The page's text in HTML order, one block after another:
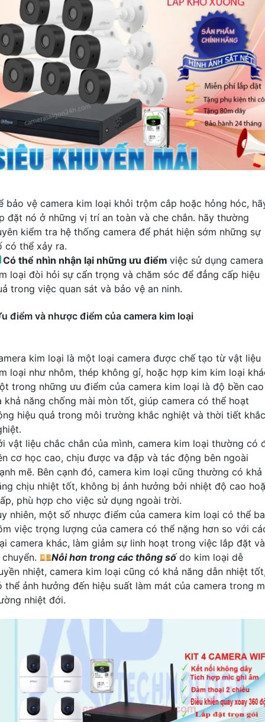
bảo vệ camera kim loại khỏi trộm cắp hoặc hỏng hóc,
đặt nó ở những vị trí an toàn và che chắn. hãy thường
kiểm tra hệ thống camera để phát hiện sớm những sự
có thể xảy ra.
Có thể nhìn nhận lại những ưu điểm việc sử dụng camera
loại đòi hỏi sự cẩn trọng và chăm sóc để đẳng cấp hiệu
trong việc quan sát và bảo vệ an ninh.
điểm và nhược điểm của camera kim loại
kim loại là một loại camera được chế tạo từ vật liệu
loại như nhôm, thép không gỉ, hoặc hợp kim kim loại
trong những ưu điểm của camera kim loại là độ bền cao
khả năng chống mài mòn tốt, giúp camera có thể hoạt
hiệu quả trong môi trường khắc nghiệt và thời tiết khắc
vật liệu chắc chắn của mình, camera kim loại thường có
cơ học cao, chịu được va đập và tác động bên ngoài
mẽ. Bên cạnh đó, camera kim loại cũng thường có khả
chịu nhiệt tốt, không bị ảnh hưởng bởi nhiệt độ cao
phù hợp cho việc sử dụng ngoài trời.
nhiên, một số nhược điểm của camera kim loại có thể
việc trọng lượng của camera có thể nặng hơn so với
camera khác, làm giảm sự linh hoạt trong việc lắp đặt và
💴Nỗi hơn trong các thông sốdo kim loại dễ
nhiệt, camera kim loại cũng có khả năng dẫn nhiệt
thể ảnh hưởng đến hiệu suất làm mát của camera trong
nhiệt đới.